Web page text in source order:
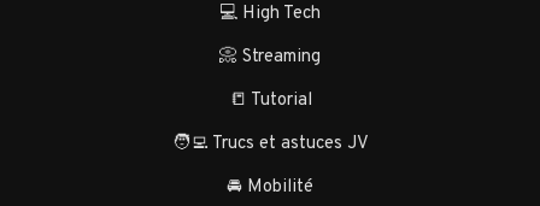
💻 High Tech
📀 Streaming
📒 Tutorial
🧑‍💻 Trucs et astuces JV
🚘 Mobilité